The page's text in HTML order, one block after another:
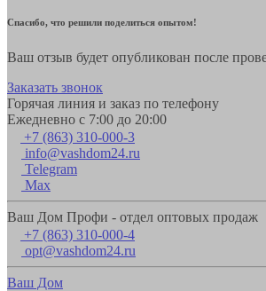
Спасибо, что решили поделиться опытом!
Ваш отзыв будет опубликован после
Заказать звонок
Горячая линия и заказ по телефону
Ежедневно с 7:00 до 20:00
+7 (863) 310-000-3
info@vashdom24.ru
Telegram
Max
Ваш Дом Профи - отдел оптовых продаж
+7 (863) 310-000-4
opt@vashdom24.ru
Ваш Дом